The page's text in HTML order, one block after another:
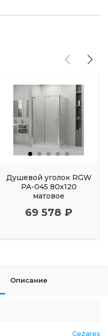
Душевой уголок RGW
PA-045 80х120
матовое
69 578 ₽
Описание
Cezares